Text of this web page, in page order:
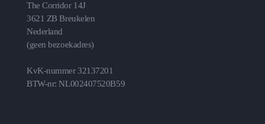
The Corridor 14J
3621 ZB Breukelen
Nederland
(geen bezoekadres)
KvK-nummer 32137201
BTW-nr: NL002407520B59